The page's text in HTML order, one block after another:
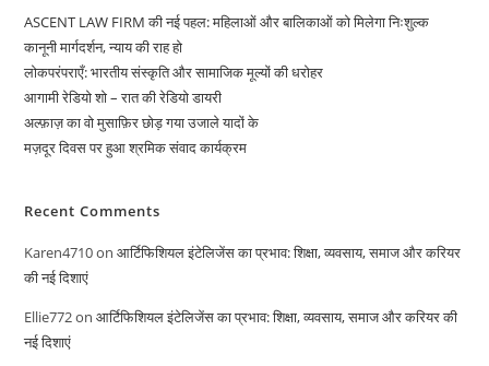
ASCENT LAW FIRM की नई पहल: महिलाओं और बालिकाओं को मिलेगा निःशुल्क
कानूनी मार्गदर्शन, न्याय की राह हो
लोकपरंपराएँ: भारतीय संस्कृति और सामाजिक मूल्यों की धरोहर
आगामी रेडियो शो – रात की रेडियो डायरी
अल्फ़ाज़ का वो मुसाफ़िर छोड़ गया उजाले यादों के
मज़दूर दिवस पर हुआ श्रमिक संवाद कार्यक्रम
Recent Comments
Karen4710onआर्टिफिशियल इंटेलिजेंस का प्रभाव: शिक्षा, व्यवसाय, समाज और करियर
की नई दिशाएं
Ellie772onआर्टिफिशियल इंटेलिजेंस का प्रभाव: शिक्षा, व्यवसाय, समाज और करियर की
नई दिशाएं